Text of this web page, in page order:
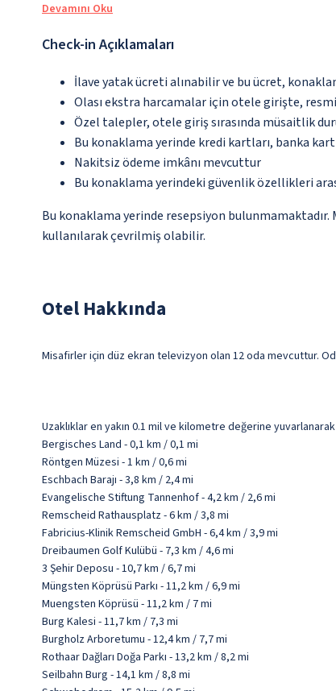
Devamını Oku
Check-in Açıklamaları
İlave yatak ücreti alınabilir ve bu ücret,
Olası ekstra harcamalar için otele girişte,
Özel talepler, otele giriş sırasında müsaitlik
Bu konaklama yerinde kredi kartları, banka
Nakitsiz ödeme imkânı mevcuttur
Bu konaklama yerindeki güvenlik özellikleri
Bu konaklama yerinde resepsiyon
kullanılarak çevrilmiş olabilir.
Otel Hakkında
Misafirler için düz ekran televizyon olan 12 oda mevcuttur.
Uzaklıklar en yakın 0.1 mil ve kilometre değerine
Bergisches Land - 0,1 km / 0,1 mi
Röntgen Müzesi - 1 km / 0,6 mi
Eschbach Barajı - 3,8 km / 2,4 mi
Evangelische Stiftung Tannenhof - 4,2 km / 2,6 mi
Remscheid Rathausplatz - 6 km / 3,8 mi
Fabricius-Klinik Remscheid GmbH - 6,4 km / 3,9 mi
Dreibaumen Golf Kulübü - 7,3 km / 4,6 mi
3 Şehir Deposu - 10,7 km / 6,7 mi
Müngsten Köprüsü Parkı - 11,2 km / 6,9 mi
Muengsten Köprüsü - 11,2 km / 7 mi
Burg Kalesi - 11,7 km / 7,3 mi
Burgholz Arboretumu - 12,4 km / 7,7 mi
Rothaar Dağları Doğa Parkı - 13,2 km / 8,2 mi
Seilbahn Burg - 14,1 km / 8,8 mi